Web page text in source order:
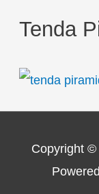
Tenda
Copyright ©